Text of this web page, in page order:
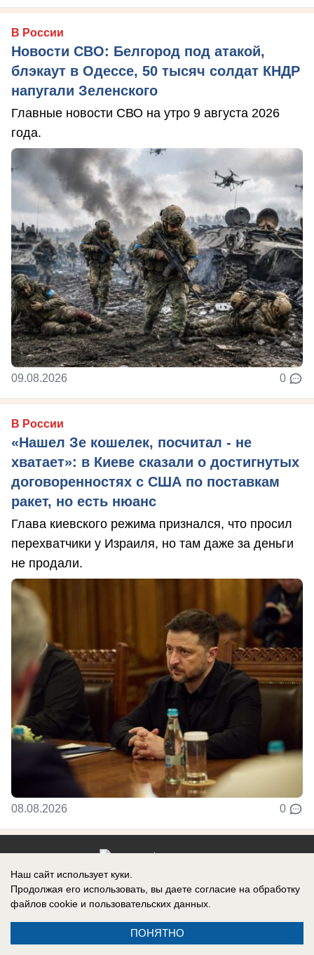
В России
Новости СВО: Белгород под атакой,
блэкаут в Одессе, 50 тысяч солдат КНДР
напугали Зеленского
Главные новости СВО на утро 9 августа 2026
года.
09.08.2026 0
В России
«Нашел Зе кошелек, посчитал - не
хватает»: в Киеве сказали о достигнутых
договоренностях с США по поставкам
ракет, но есть нюанс
Глава киевского режима признался, что просил
перехватчики у Израиля, но там даже за деньги
не продали.
08.08.2026 0
Реклама на сайте
Контакты
Информация
Наш сайт использует куки.
Продолжая его использовать, вы даете согласие на обработку
файлов cookie и пользовательских данных.
ПОНЯТНО